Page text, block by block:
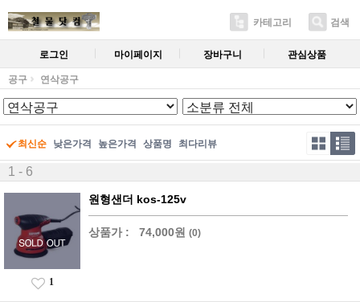
카테고리 검색
로그인 마이페이지 장바구니 관심상품
공구 연삭공구
최신순 낮은가격 높은가격 상품명 최다리뷰
1 - 6
원형샌더 kos-125v
상품가 : 74,000원 (0)
1